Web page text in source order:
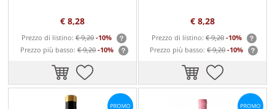
€ 8,28
Prezzo di listino:€ 9,20 -10%
Prezzo più basso:€ 9,20 -10%
€ 8,28
Prezzo di listino:€ 9,20 -10%
Prezzo più basso:€ 9,20 -10%